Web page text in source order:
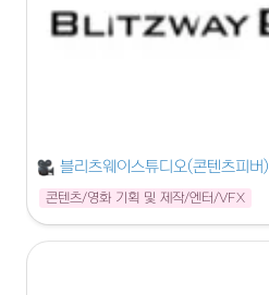
블리츠웨이스튜디오(콘텐츠피버)
콘텐츠/영화 기획 및 제작/엔터/VFX